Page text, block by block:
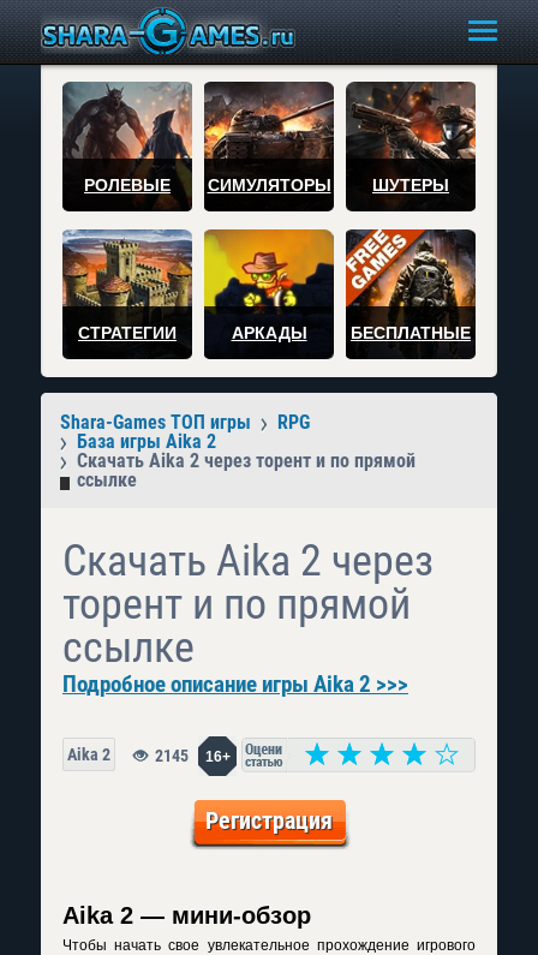
РОЛЕВЫЕ СИМУЛЯТОРЫ ШУТЕРЫ
СТРАТЕГИИ АРКАДЫ БЕСПЛАТНЫЕ
Shara-Games ТОП игры
RPG
База игры Aika 2
Скачать Аika 2 через торент и по прямой
ссылке
Скачать Аika 2 через
торент и по прямой
ссылке
Подробное описание игры Aika 2 >>>
Aika 2 16+
2145
Регистрация
Аika 2 — мини-обзор
Чтобы начать свое увлекательное прохождение игрового